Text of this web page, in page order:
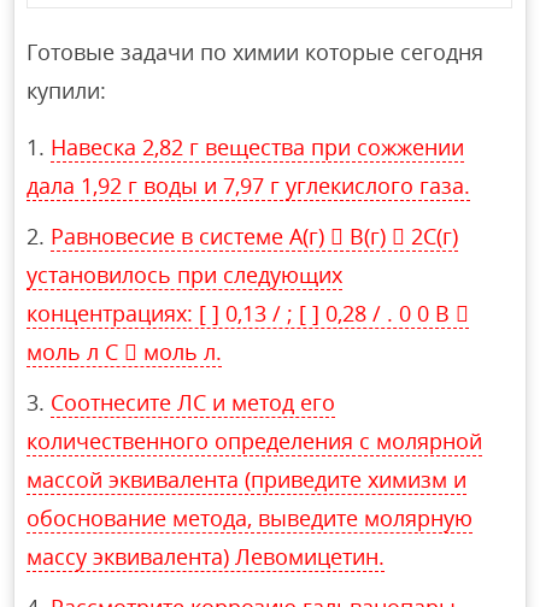
Готовые задачи по химии которые сегодня
купили:
Навеска 2,82 г вещества при сожжении
дала 1,92 г воды и 7,97 г углекислого газа.
Равновесие в системе A(г)  B(г)  2С(г)
установилось при следующих
концентрациях: [ ] 0,13 / ; [ ] 0,28 / . 0 0 B 
моль л C  моль л.
Соотнесите ЛС и метод его
количественного определения с молярной
массой эквивалента (приведите химизм и
обоснование метода, выведите молярную
массу эквивалента) Левомицетин.